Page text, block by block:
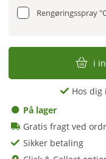
Rengøringsspray
i
Hos dig
På lager
Gratis fragt ved
Sikker betaling